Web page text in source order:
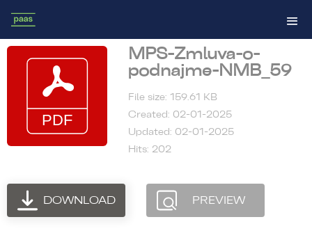
MPS-Zmluva-o-
podnajme-NMB_59
File size: 159.61 KB
Created: 02-01-2025
Updated: 02-01-2025
Hits: 202
DOWNLOAD PREVIEW